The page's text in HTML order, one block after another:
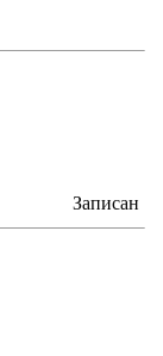
Записан